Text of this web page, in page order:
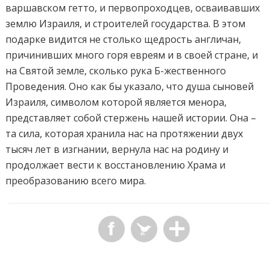
варшавском гетто, и первопроходцев, осваивавших
землю Израиля, и строителей государства. В этом
подарке видится не столько щедрость англичан,
причинивших много горя евреям и в своей стране, и
на Святой земле, сколько рука Б-жественного
Проведения. Оно как бы указало, что душа сыновей
Израиля, символом которой является менора,
представляет собой стержень нашей истории. Она –
та сила, которая хранила нас на протяжении двух
тысяч лет в изгнании, вернула нас на родину и
продолжает вести к восстановлению Храма и
преобразованию всего мира.